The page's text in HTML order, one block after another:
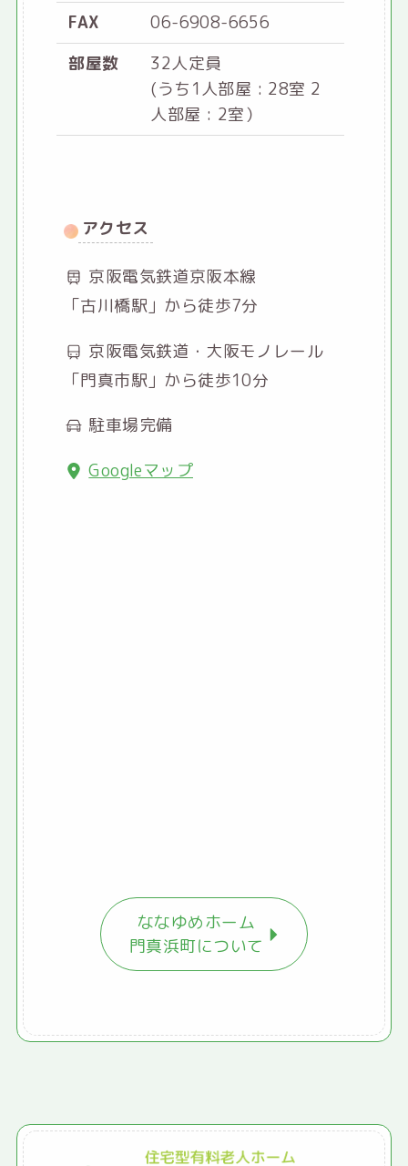
FAX
06-6908-6656
部屋数
32人定員
(うち1人部屋 : 28室 2
人部屋 : 2室）
アクセス
京阪電気鉄道京阪本線
「古川橋駅」から徒歩7分
京阪電気鉄道・大阪モノレール
「門真市駅」から徒歩10分
駐車場完備
Googleマップ
ななゆめホーム
門真浜町について